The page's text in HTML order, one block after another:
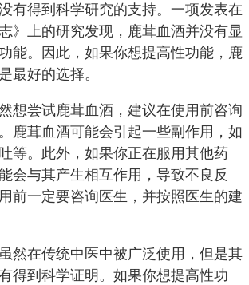
有得到科学研究的支持。一项发表在
》上的研究发现，鹿茸血酒并没有显
能。因此，如果你想提高性功能，鹿
最好的选择。
想尝试鹿茸血酒，建议在使用前咨询
鹿茸血酒可能会引起一些副作用，如
等。此外，如果你正在服用其他药
会与其产生相互作用，导致不良反
前一定要咨询医生，并按照医生的建
然在传统中医中被广泛使用，但是其
得到科学证明。如果你想提高性功